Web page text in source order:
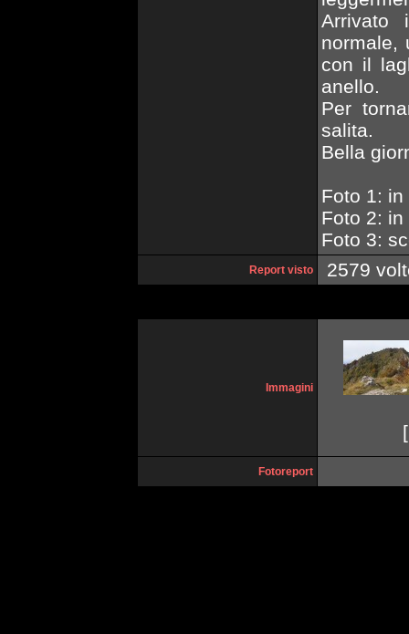
Arrivato
normale,
con il
anello.
Per
salita.
Bella
Foto 1:
Foto 2: in
Foto 3:
Report visto 2579
Immagini
[
Fotoreport